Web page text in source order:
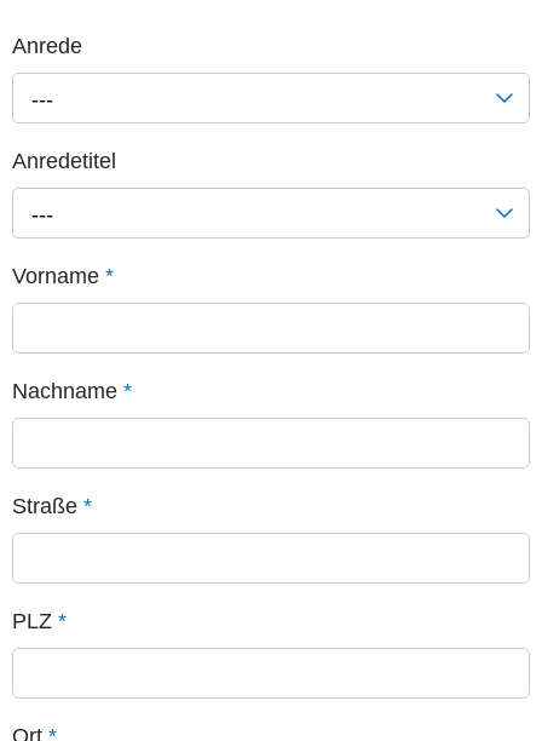
Anrede
---
Anredetitel
---
Vorname *
Nachname *
Straße *
PLZ *
Ort *